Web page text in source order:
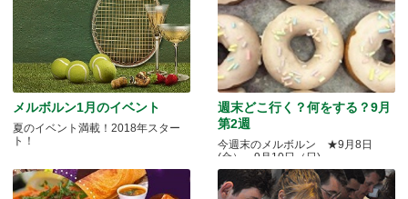
メルボルン1月のイベント
夏のイベント満載！2018年スター
ト！
週末どこ行く？何をする？9月
第2週
今週末のメルボルン ★9月8日
(金）～9月10日（日)